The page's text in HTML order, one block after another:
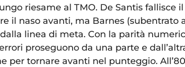
riesame al TMO. De Santis fallisce il
il naso avanti, ma Barnes (subentrato
linea di meta. Con la parità
proseguono da una parte e
per tornare avanti nel punteggio.